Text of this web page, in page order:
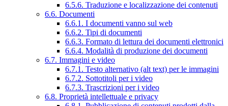
6.5.6. Traduzione e localizzazione dei contenuti
6.6. Documenti
6.6.1. I documenti vanno sul web
6.6.2. Tipi di documenti
6.6.3. Formato di lettura dei documenti elettronici
6.6.4. Modalità di produzione dei documenti
6.7. Immagini e video
6.7.1. Testo alternativo (alt text) per le immagini
6.7.2. Sottotitoli per i video
6.7.3. Trascrizioni per i video
6.8. Proprietà intellettuale e privacy